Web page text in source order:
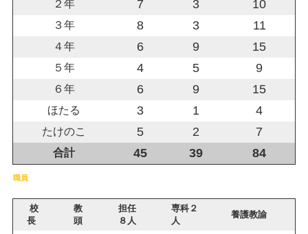
２年 7 3 10
３年 8 3 11
４年 6 9 15
５年 4 5 9
６年 6 9 15
ほたる 3 1 4
たけのこ 5 2 7
合計 45 39 84
職員
校
長
教
頭
担任
８人
専科２
人
養護教諭